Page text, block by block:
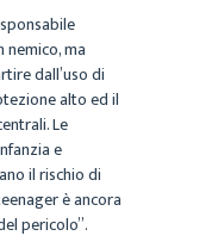
ma
dall’uso di
alto ed il
Le
e
il rischio di
è ancora
pericolo”.